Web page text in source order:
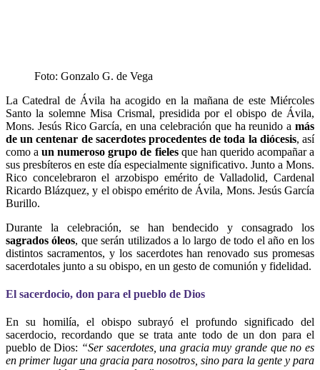
Foto: Gonzalo G. de Vega
La Catedral de Ávila ha acogido en la mañana de este Miércoles
Santo la solemne Misa Crismal, presidida por el obispo de Ávila,
Mons. Jesús Rico García, en una celebración que ha reunido a más
de un centenar de sacerdotes procedentes de toda la diócesis, así
como aun numeroso grupo de fielesque han querido acompañar a
sus presbíteros en este día especialmente significativo. Junto a Mons.
Rico concelebraron el arzobispo emérito de Valladolid, Cardenal
Ricardo Blázquez, y el obispo emérito de Ávila, Mons. Jesús García
Burillo.
Durante la celebración, se han bendecido y consagrado los
sagrados óleos, que serán utilizados a lo largo de todo el año en los
distintos sacramentos, y los sacerdotes han renovado sus promesas
sacerdotales junto a su obispo, en un gesto de comunión y fidelidad.
El sacerdocio, don para el pueblo de Dios
En su homilía, el obispo subrayó el profundo significado del
sacerdocio, recordando que se trata ante todo de un don para el
pueblo de Dios: “Ser sacerdotes, una gracia muy grande que no es
en primer lugar una gracia para nosotros, sino para la gente y para